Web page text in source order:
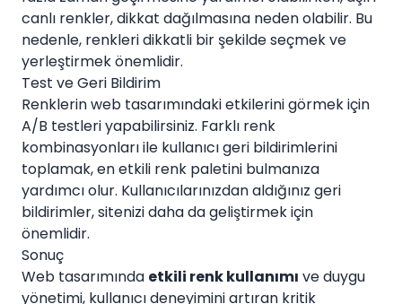
canlı renkler, dikkat dağılmasına neden olabilir. Bu
nedenle, renkleri dikkatli bir şekilde seçmek ve
yerleştirmek önemlidir.
Test ve Geri Bildirim
Renklerin web tasarımındaki etkilerini görmek için
A/B testleri yapabilirsiniz. Farklı renk
kombinasyonları ile kullanıcı geri bildirimlerini
toplamak, en etkili renk paletini bulmanıza
yardımcı olur. Kullanıcılarınızdan aldığınız geri
bildirimler, sitenizi daha da geliştirmek için
önemlidir.
Sonuç
Web tasarımında etkili renk kullanımı ve duygu
yönetimi, kullanıcı deneyimini artıran kritik